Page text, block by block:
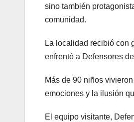
sino también
comunidad.
La localidad recibió con
enfrentó a Defensores
Más de 90 niños
emociones y la ilusión
El equipo visitante,